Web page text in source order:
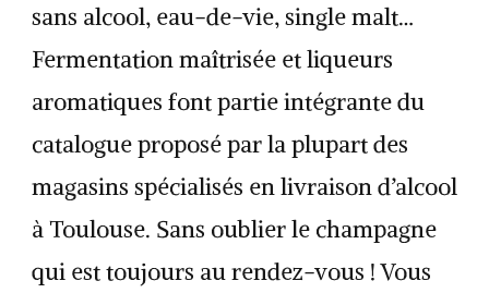
sans alcool, eau-de-vie, single malt…
Fermentation maîtrisée et liqueurs
aromatiques font partie intégrante du
catalogue proposé par la plupart des
magasins spécialisés en livraison d’alcool
à Toulouse. Sans oublier le champagne
qui est toujours au rendez-vous ! Vous